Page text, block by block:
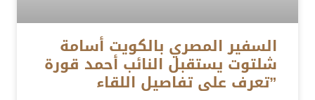
السفير المصري بالكويت أسامة
شلتوت يستقبل النائب أحمد قورة
”تعرف على تفاصيل اللقاء